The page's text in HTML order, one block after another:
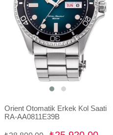
Orient Otomatik Erkek Kol Saati
RA-AA0811E39B